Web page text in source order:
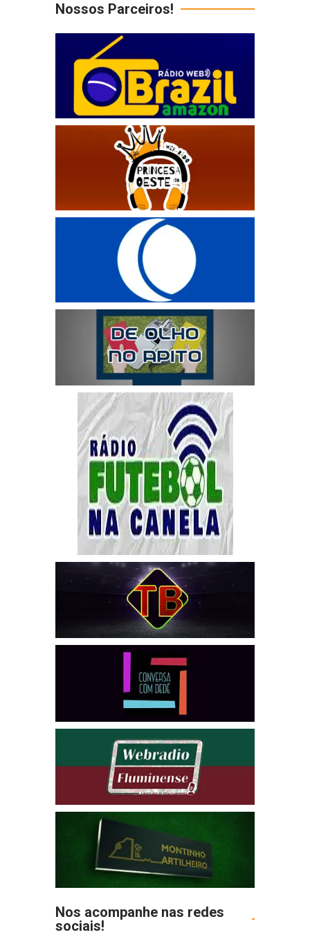
Nossos Parceiros!
Nos acompanhe nas redes
sociais!